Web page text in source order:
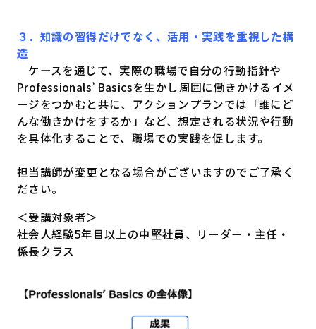
３．知識の習得だけでなく、活用・実践を重視した構
造
ケースを通じて、実際の職場で自分の行動指針や
Professionals’ Basicsを生かし周囲に働きかけるイメ
ージをつかむと共に、アクションプランでは「誰にど
んな働きかけをするか」など、想定される状況や行動
を具体化することで、職場での実践を促します。
担当講師が変更となる場合がございますのでご了承く
ださい。
＜受講対象者＞
社会人経験5年目以上の中堅社員、リーダー・主任・
係長クラス